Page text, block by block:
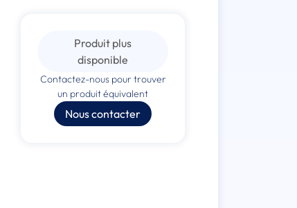
Produit plus
disponible
Contactez-nous pour trouver
un produit équivalent
Nous contacter